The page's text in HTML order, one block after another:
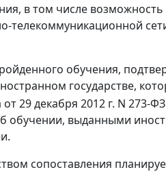
в том числе
обучения,
государстве,
29 декабря 2012 г. N
обучении, выданными
сопоставления